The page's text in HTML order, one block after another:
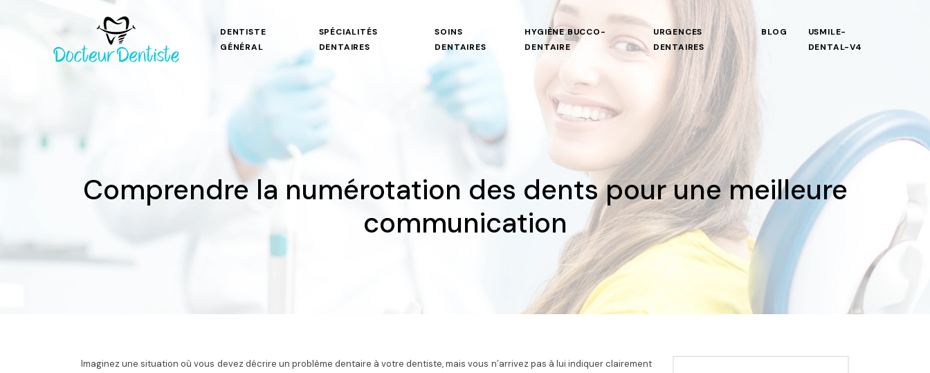
DENTISTE
GÉNÉRAL
SPÉCIALITÉS
DENTAIRES
SOINS
DENTAIRES
HYGIÈNE BUCCO-
DENTAIRE
URGENCES
DENTAIRES
BLOG
USMILE-
DENTAL-V4
Comprendre la numérotation des dents pour une meilleure
communication
Imaginez une situation où vous devez décrire un problème dentaire à votre dentiste, mais vous n’arrivez pas à lui indiquer clairement